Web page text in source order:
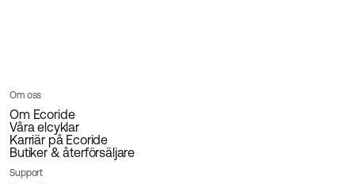
Om oss
Om Ecoride
Våra elcyklar
Karriär på Ecoride
Butiker & återförsäljare
Support